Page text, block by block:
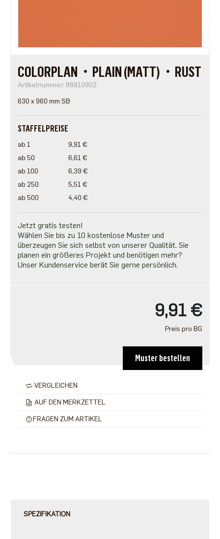
COLORPLAN・PLAIN (MATT)・RUST
Artikelnummer: 88810902
630 x 960 mm SB
STAFFELPREISE
ab 1
9,91 €
ab 50
6,61 €
ab 100
6,39 €
ab 250
5,51 €
ab 500
4,40 €
Jetzt gratis testen!
Wählen Sie bis zu 10 kostenlose Muster und
überzeugen Sie sich selbst von unserer Qualität. Sie
planen ein größeres Projekt und benötigen mehr?
Unser Kundenservice berät Sie gerne persönlich.
9,91 €
Preis pro BG
Muster bestellen
VERGLEICHEN
AUF DEN MERKZETTEL
FRAGEN ZUM ARTIKEL
SPEZIFIKATION